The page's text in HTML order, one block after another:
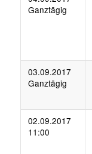
Ganztägig
03.09.2017
Ganztägig
02.09.2017
11:00